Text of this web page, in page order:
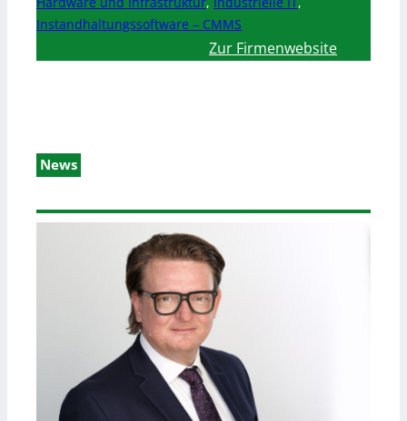
Instandhaltungssoftware – CMMS
Zur Firmenwebsite
News